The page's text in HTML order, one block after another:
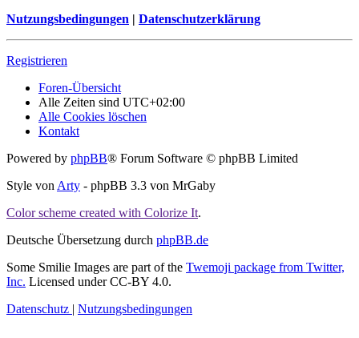
Nutzungsbedingungen | Datenschutzerklärung
Registrieren
Foren-Übersicht
Alle Zeiten sind UTC+02:00
Alle Cookies löschen
Kontakt
Powered by phpBB® Forum Software © phpBB Limited
Style vonArty - phpBB 3.3 von MrGaby
Color scheme created with Colorize It.
Deutsche Übersetzung durch phpBB.de
Some Smilie Images are part of the Twemoji package from Twitter,
Inc. Licensed under CC-BY 4.0.
Datenschutz | Nutzungsbedingungen